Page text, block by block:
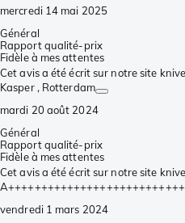
mercredi 14 mai 2025
Général
Rapport qualité-prix
Fidèle à mes attentes
Cet avis a été écrit sur notre site
Kasper , Rotterdam
mardi 20 août 2024
Général
Rapport qualité-prix
Fidèle à mes attentes
Cet avis a été écrit sur notre site
vendredi 1 mars 2024